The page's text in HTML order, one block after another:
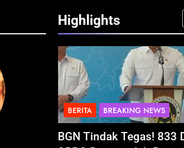
Highlights
BERITA BREAKING NEWS
BGN Tindak Tegas! 833